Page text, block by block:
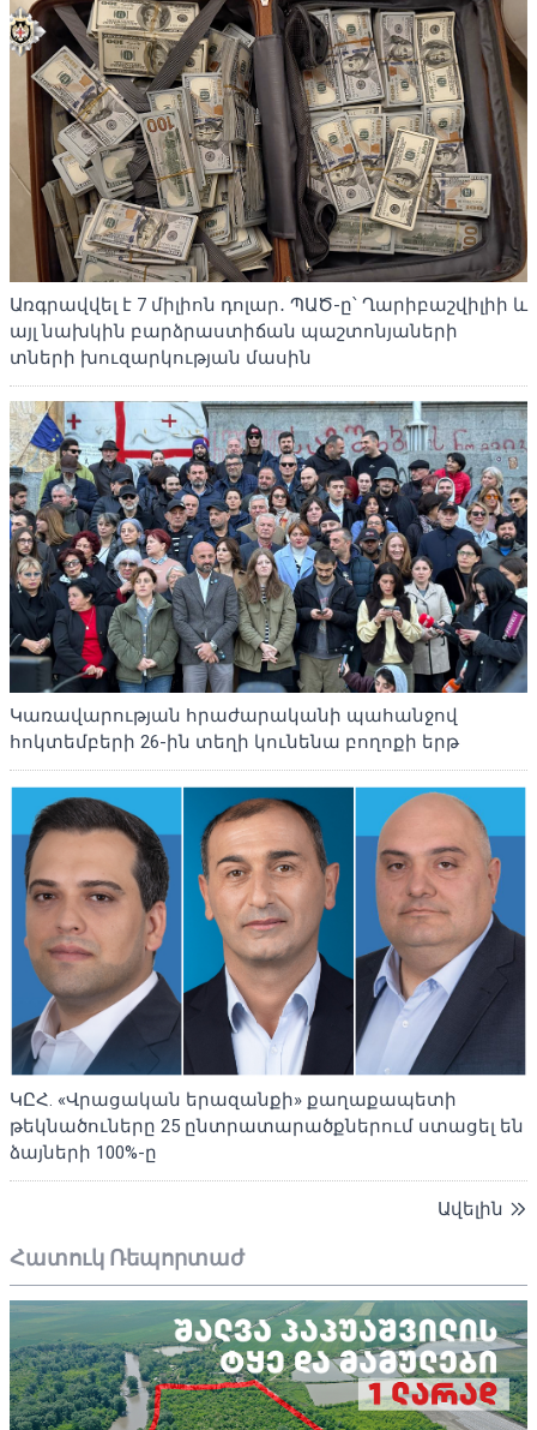
Առգրավվել է 7 միլիոն դոլար․ ՊԱԾ-ը՝ Ղարիբաշվիլիի և
այլ նախկին բարձրաստիճան պաշտոնյաների
տների խուզարկության մասին
Կառավարության հրաժարականի պահանջով
հոկտեմբերի 26-ին տեղի կունենա բողոքի երթ
ԿԸՀ. «Վրացական երազանքի» քաղաքապետի
թեկնածուները 25 ընտրատարածքներում ստացել են
ձայների 100%-ը
Ավելին
Հատուկ Ռեպորտաժ